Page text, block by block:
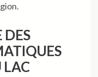
DES
LAC